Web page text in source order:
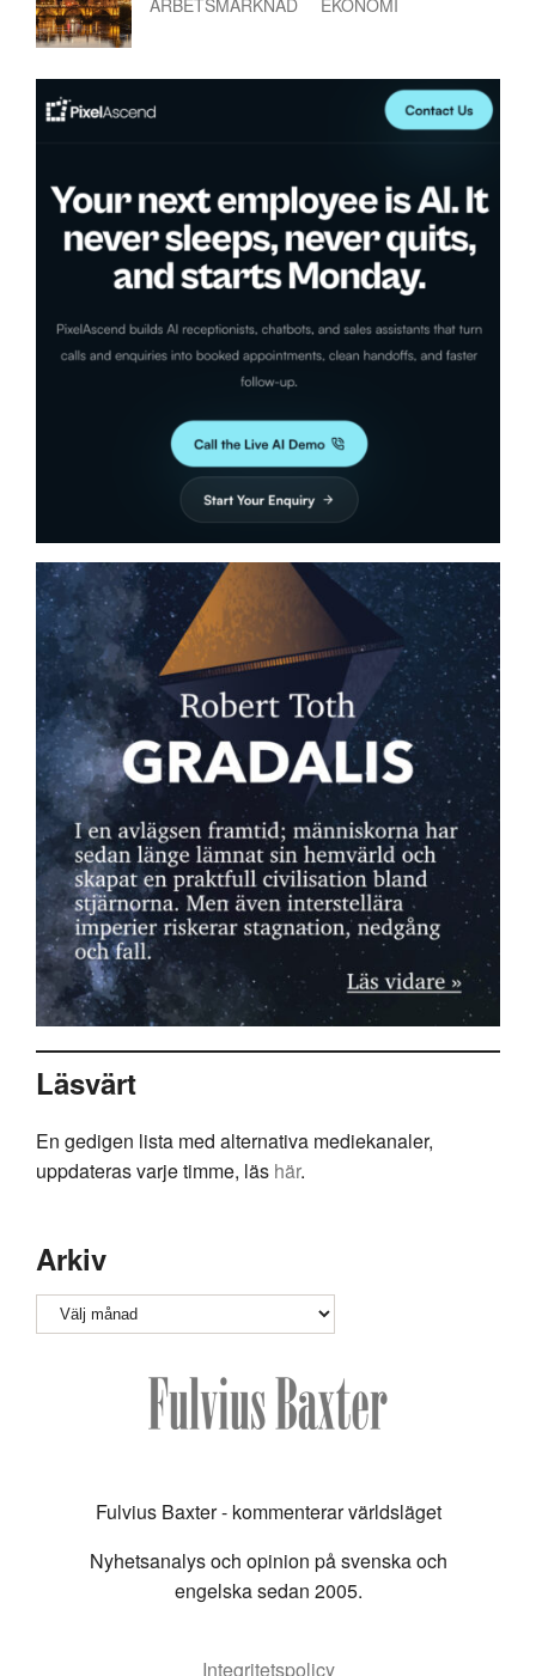
Läsvärt
En gedigen lista med alternativa mediekanaler,
uppdateras varje timme, läs här.
Arkiv
Arkiv
Fulvius Baxter - kommenterar världsläget
Nyhetsanalys och opinion på svenska och
engelska sedan 2005.
Integritetspolicy